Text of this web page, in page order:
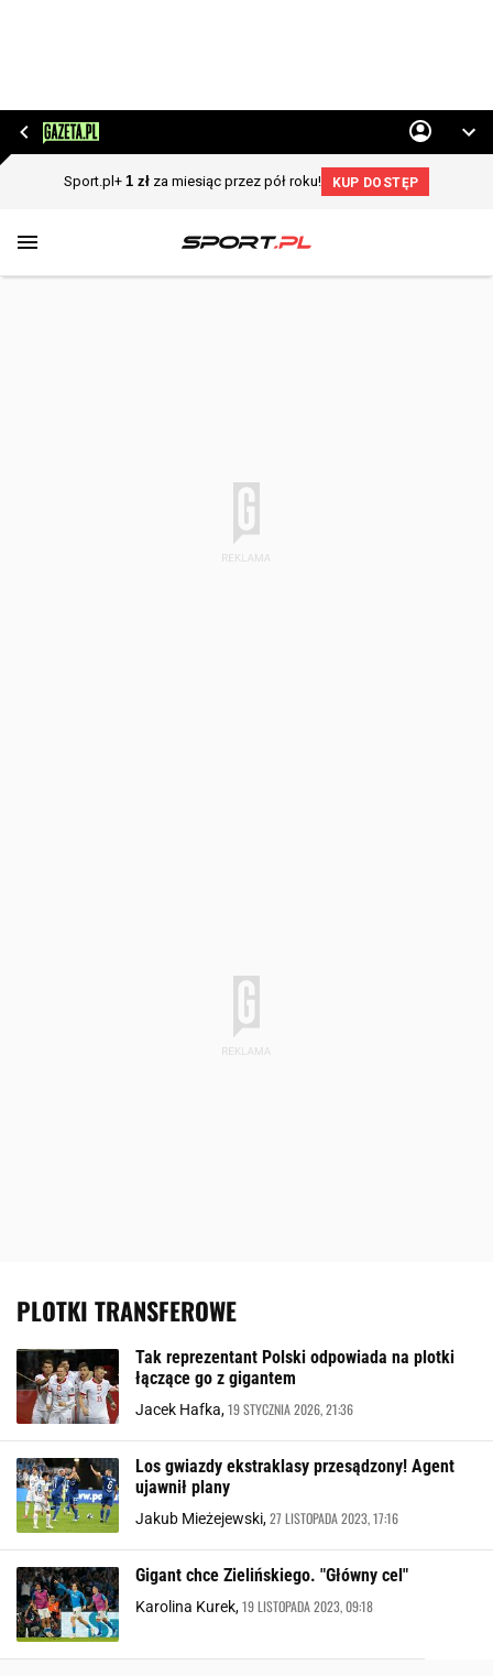
PLOTKI TRANSFEROWE
Tak reprezentant Polski odpowiada na plotki
łączące go z gigantem
Jacek Hafka,19 STYCZNIA 2026, 21:36
Los gwiazdy ekstraklasy przesądzony! Agent
ujawnił plany
Jakub Mieżejewski,27 LISTOPADA 2023, 17:16
Gigant chce Zielińskiego. "Główny cel"
Karolina Kurek,19 LISTOPADA 2023, 09:18